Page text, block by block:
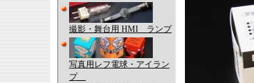
撮影・舞台用 HMI ランプ
写真用レフ電球・アイラン
プ